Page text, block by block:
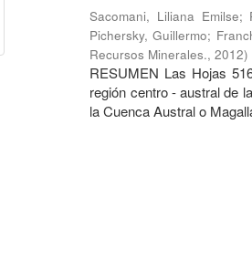
Sacomani, Liliana Emilse;
Pichersky, Guillermo;
Recursos Minerales.,2012)
RESUMEN Las Hojas
región centro - austral de
la Cuenca Austral o